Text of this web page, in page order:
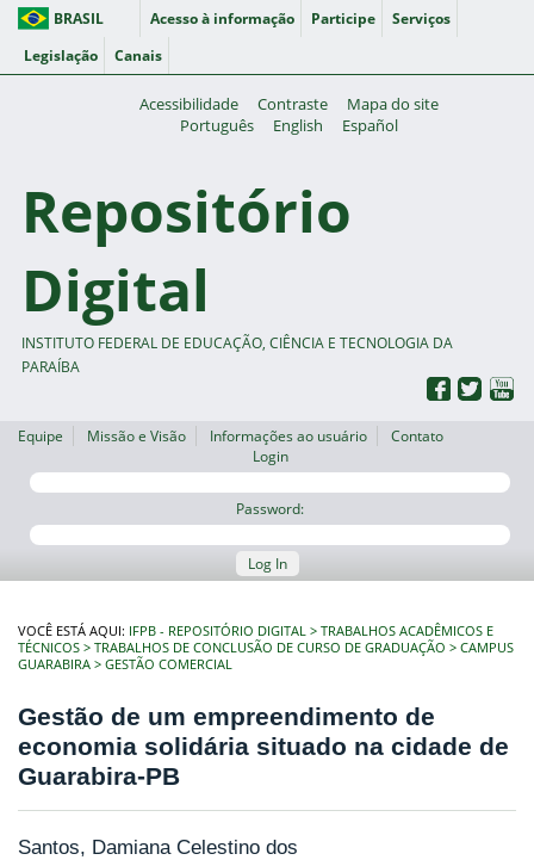
BRASIL Acesso à informação Participe
Serviços
Legislação
Canais
Acessibilidade Contraste
Mapa do site
Português
English Español
Repositório
Digital
INSTITUTO FEDERAL DE EDUCAÇÃO, CIÊNCIA E TECNOLOGIA DA
PARAÍBA
Equipe Missão e Visão Informações ao usuário
Contato
Login
Password:
Log In
VOCÊ ESTÁ AQUI: IFPB - REPOSITÓRIO DIGITAL
TRABALHOS ACADÊMICOS E
TÉCNICOS
TRABALHOS DE CONCLUSÃO DE CURSO DE GRADUAÇÃO
CAMPUS
GUARABIRA
GESTÃO COMERCIAL
Gestão de um empreendimento de
economia solidária situado na cidade de
Guarabira-PB
Santos, Damiana Celestino dos